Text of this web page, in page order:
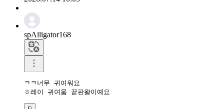
spAlligator168
ㅋㅋ너무 귀여워요
ㅎ레이 귀여움 끝판왕이예요